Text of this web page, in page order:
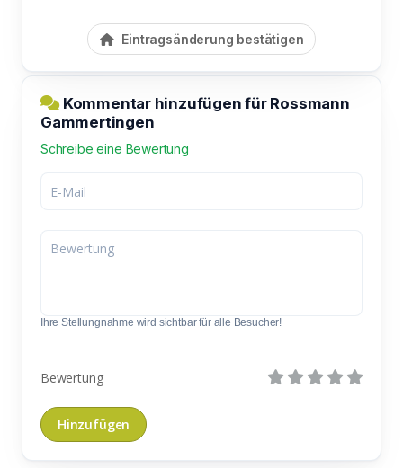
Eintragsänderung bestätigen
Kommentar hinzufügen für Rossmann
Gammertingen
Schreibe eine Bewertung
Ihre Stellungnahme wird sichtbar für alle Besucher!
Bewertung